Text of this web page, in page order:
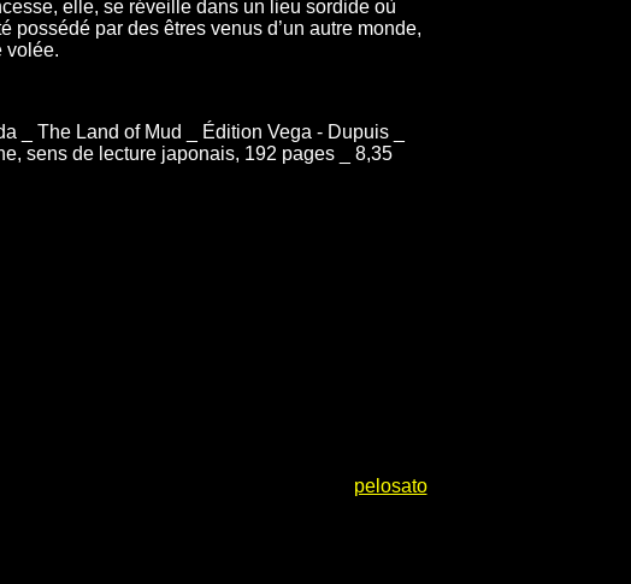
elle, se réveille dans un lieu sordide où
possédé par des êtres venus d’un autre monde,
volée.
_ The Land of Mud _ Édition Vega - Dupuis _
sens de lecture japonais, 192 pages _ 8,35
pelosato